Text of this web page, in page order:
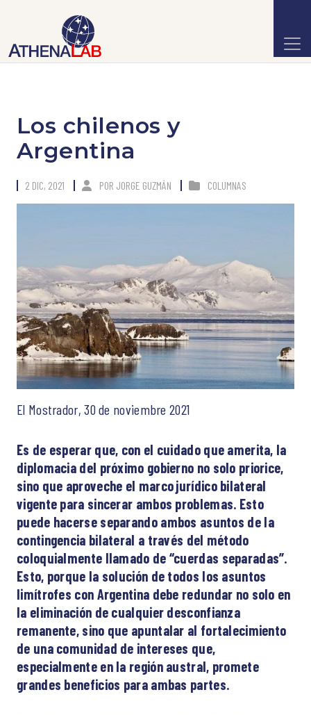
Los chilenos y
Argentina
2 DIC, 2021 POR JORGE GUZMÁN COLUMNAS
El Mostrador, 30 de noviembre 2021
Es de esperar que, con el cuidado que amerita, la
diplomacia del próximo gobierno no solo priorice,
sino que aproveche el marco jurídico bilateral
vigente para sincerar ambos problemas. Esto
puede hacerse separando ambos asuntos de la
contingencia bilateral a través del método
coloquialmente llamado de “cuerdas separadas”.
Esto, porque la solución de todos los asuntos
limítrofes con Argentina debe redundar no solo en
la eliminación de cualquier desconfianza
remanente, sino que apuntalar al fortalecimiento
de una comunidad de intereses que,
especialmente en la región austral, promete
grandes beneficios para ambas partes.